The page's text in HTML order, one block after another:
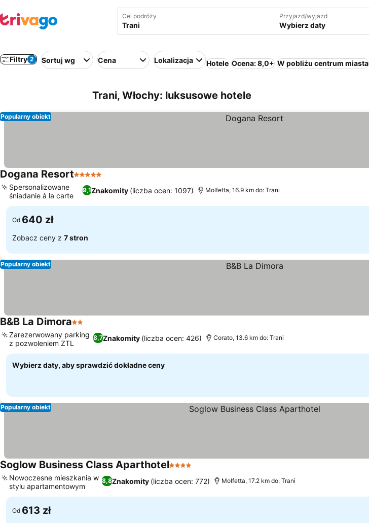
Cel podróży Przyjazd/wyjazd
Wybierz daty
Filtry 2 Sortuj wg Cena Lokalizacja Hotele Ocena: 8,0+ W pobliżu centrum miasta
Trani, Włochy: luksusowe hotele
Popularny obiekt
Dogana Resort5 Kategoria
9,1Znakomity (liczba ocen: 1097)
Spersonalizowane
śniadanie à la carte
Molfetta, 16.9 km do: Trani
Od 640 zł
Zobacz ceny z 7 stron
Popularny obiekt
B&B La Dimora2 Kategoria
8,7Znakomity (liczba ocen: 426)
Zarezerwowany parking
z pozwoleniem ZTL
Corato, 13.6 km do: Trani
Wybierz daty, aby sprawdzić dokładne ceny
Popularny obiekt
Soglow Business Class Aparthotel4 Kategoria
8,8Znakomity (liczba ocen: 772)
Nowoczesne mieszkania w
stylu apartamentowym
Molfetta, 17.2 km do: Trani
Od 613 zł